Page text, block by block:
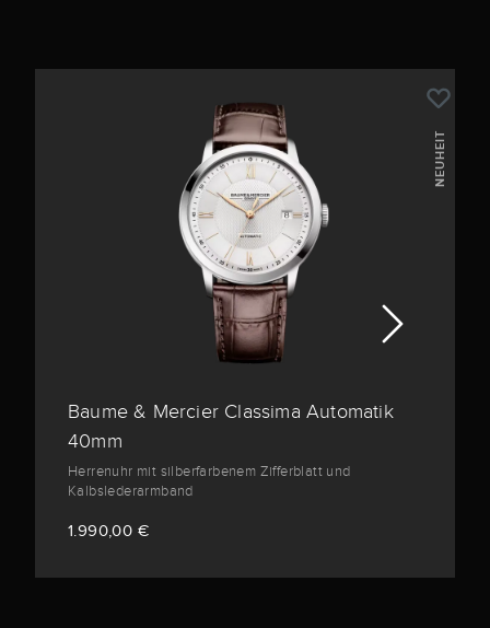
NEUHEIT
Baume & Mercier Classima Automatik
40mm
Herrenuhr mit silberfarbenem Zifferblatt und
Kalbslederarmband
1.990,00 €